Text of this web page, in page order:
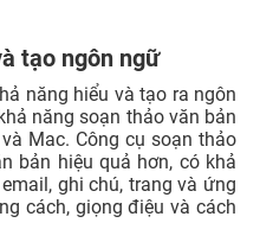
tạo ngôn ngữ
năng hiểu và tạo ra ngôn
năng soạn thảo văn bản
Mac. Công cụ soạn thảo
bản hiệu quả hơn, có khả
ghi chú, trang và ứng
cách, giọng điệu và cách